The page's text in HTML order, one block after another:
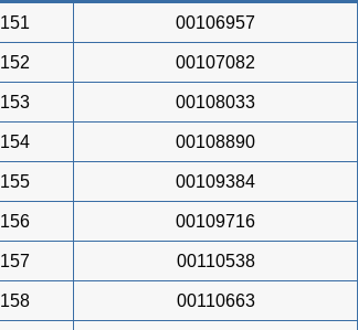
151 00106957
152 00107082
153 00108033
154 00108890
155 00109384
156 00109716
157 00110538
158 00110663